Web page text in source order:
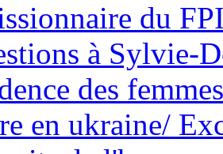
du
à Sylvie-
des
en ukraine/